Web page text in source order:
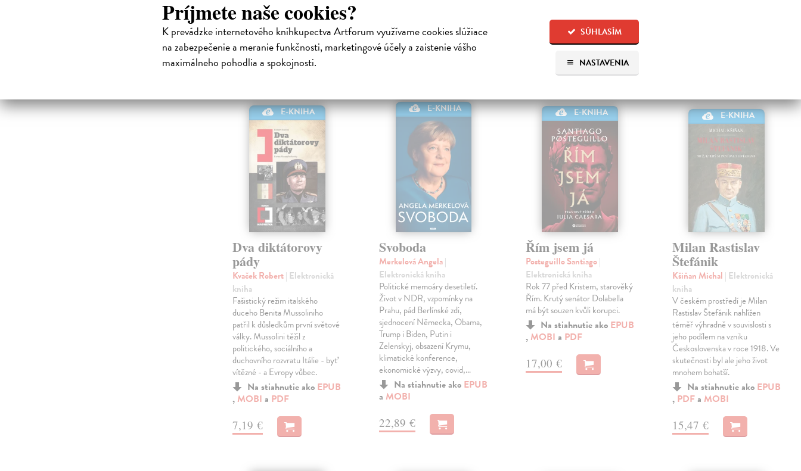
Príjmete naše cookies?
K prevádzke internetového kníhkupectva Artforum využívame cookies slúžiace
na zabezpečenie a meranie funkčnosti, marketingové účely a zaistenie vášho
maximálneho pohodlia a spokojnosti.
SÚHLASÍM
NASTAVENIA
a
10,62 €
aMOBI
MOBIaPDF
9,59 €
E-KNIHA
Dva diktátorovy
pády
Kvaček Robert| Elektronická
kniha
Fašistický režim italského
duceho Benita Mussoliniho
patřil k důsledkům první světové
války. Mussolini těžil z
politického, sociálního a
duchovního rozvratu Itálie - byť
vítězné - a Evropy vůbec.
Na stiahnutie ako EPUB
, MOBI a PDF
7,19 €
E-KNIHA
Svoboda
Merkelová Angela|
Elektronická kniha
Politické memoáry desetiletí.
Život v NDR, vzpomínky na
Prahu, pád Berlínské zdi,
sjednocení Německa, Obama,
Trump i Biden, Putin i
Zelenskyj, obsazení Krymu,
klimatické konference,
ekonomické výzvy, covid,…
Na stiahnutie ako EPUB
a MOBI
22,89 €
E-KNIHA
Řím jsem já
Posteguillo Santiago|
Elektronická kniha
Rok 77 před Kristem, starověký
Řím. Krutý senátor Dolabella
má být souzen kvůli korupci.
Na stiahnutie ako EPUB
, MOBI a PDF
17,00 €
E-KNIHA
Milan Rastislav
Štefánik
Kšiňan Michal | Elektronická
kniha
V českém prostředí je Milan
Rastislav Štefánik nahlížen
téměř výhradně v souvislosti s
jeho podílem na vzniku
Československa v roce 1918. Ve
skutečnosti byl ale jeho život
mnohem bohatší.
Na stiahnutie ako EPUB
, PDFa MOBI
15,47 €